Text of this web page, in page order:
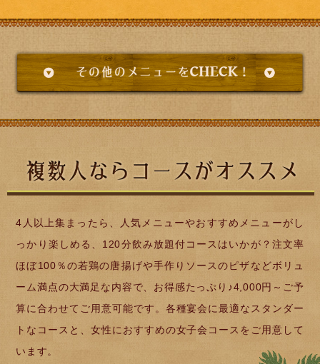
4人以上集まったら、人気メニューやおすすめメニューがし
っかり楽しめる、120分飲み放題付コースはいかが？注文率
ほぼ100％の若鶏の唐揚げや手作りソースのピザなどボリュ
ーム満点の大満足な内容で、お得感たっぷり♪4,000円～ご予
算に合わせてご用意可能です。各種宴会に最適なスタンダー
トなコースと、女性におすすめの女子会コースをご用意して
います。